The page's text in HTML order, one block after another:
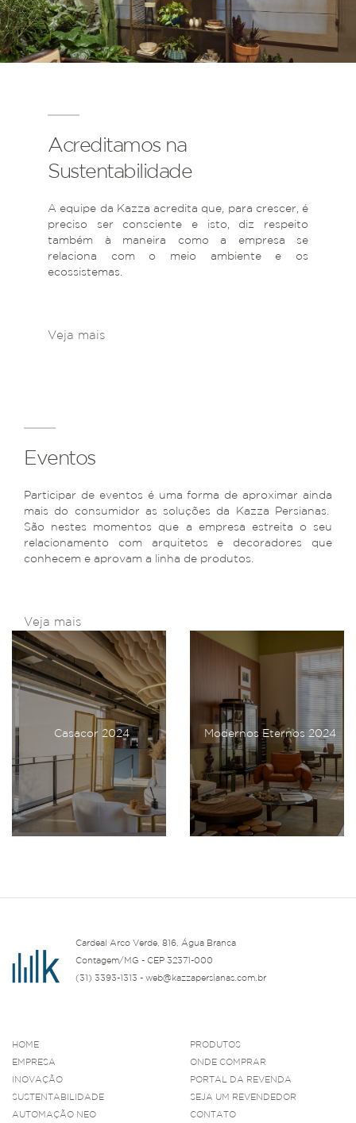
Acreditamos na
Sustentabilidade
A equipe da Kazza acredita que, para crescer, é
preciso ser consciente e isto, diz respeito
também à maneira como a empresa se
relaciona com o meio ambiente e os
ecossistemas.
Veja mais
Eventos
Participar de eventos é uma forma de aproximar ainda
mais do consumidor as soluções da Kazza Persianas.
São nestes momentos que a empresa estreita o seu
relacionamento com arquitetos e decoradores que
conhecem e aprovam a linha de produtos.
Veja mais
Casacor 2024 Modernos Eternos 2024
Cardeal Arco Verde, 816, Água Branca
Contagem/MG - CEP 32371-000
(31) 3393-1313 - web@kazzapersianas.com.br
HOME
EMPRESA
INOVAÇÃO
SUSTENTABILIDADE
AUTOMAÇÃO NEO
PRODUTOS
ONDE COMPRAR
PORTAL DA REVENDA
SEJA UM REVENDEDOR
CONTATO